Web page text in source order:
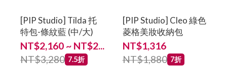
[PIP Studio] Tilda 托
特包-條紋藍 (中/大)
NT$2,160 ~ NT$2...
NT$3,280 7.5折
[PIP Studio] Cleo 綠色
菱格美妝收納包
NT$1,316
NT$1,880 7折